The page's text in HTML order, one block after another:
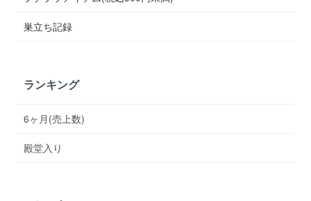
巣立ち記録
ランキング
6ヶ月(売上数)
殿堂入り